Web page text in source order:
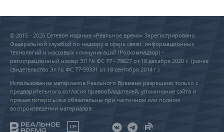
© 2015 - 2026 Сетевое издание «Реальное время» Зарегистрировано
Федеральной службой по надзору в сфере связи, информационных
технологий и массовых коммуникаций (Роскомнадзор) –
регистрационный номер ЭЛ № ФС 77 - 79627 от 18 декабря 2020 г. (ранее
свидетельство Эл № ФС 77-59331 от 18 сентября 2014 г.)
Использование материалов Реального Времени разрешено только с
предварительного согласия правообладателей, упоминание сайта и
прямая гиперссылка обязательны при частичном или полном
воспроизведении материалов.
18+